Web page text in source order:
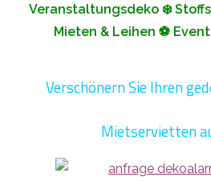
Veranstaltungsdeko ❄️
Mieten & Leihen ⚽
Verschönern Sie Ihren
Mietservietten